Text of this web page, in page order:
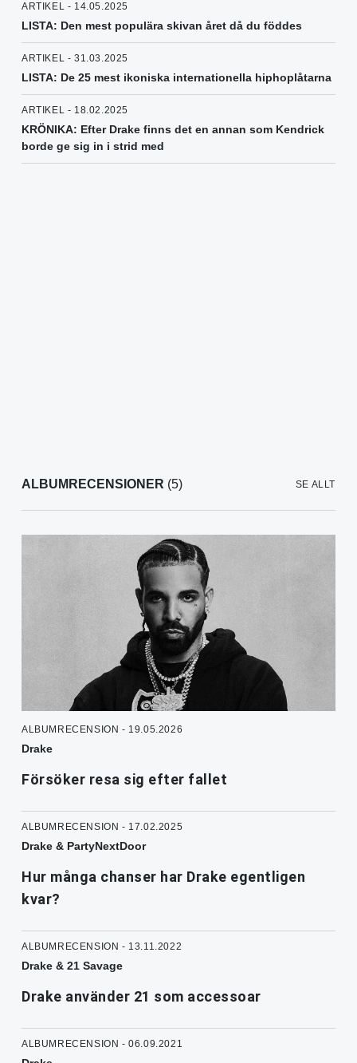
ARTIKEL - 14.05.2025
LISTA: Den mest populära skivan året då du föddes
ARTIKEL - 31.03.2025
LISTA: De 25 mest ikoniska internationella hiphoplåtarna
ARTIKEL - 18.02.2025
KRÖNIKA: Efter Drake finns det en annan som Kendrick
borde ge sig in i strid med
ALBUMRECENSIONER (5) SE ALLT
ALBUMRECENSION - 19.05.2026
Drake
Försöker resa sig efter fallet
ALBUMRECENSION - 17.02.2025
Drake & PartyNextDoor
Hur många chanser har Drake egentligen
kvar?
ALBUMRECENSION - 13.11.2022
Drake & 21 Savage
Drake använder 21 som accessoar
ALBUMRECENSION - 06.09.2021